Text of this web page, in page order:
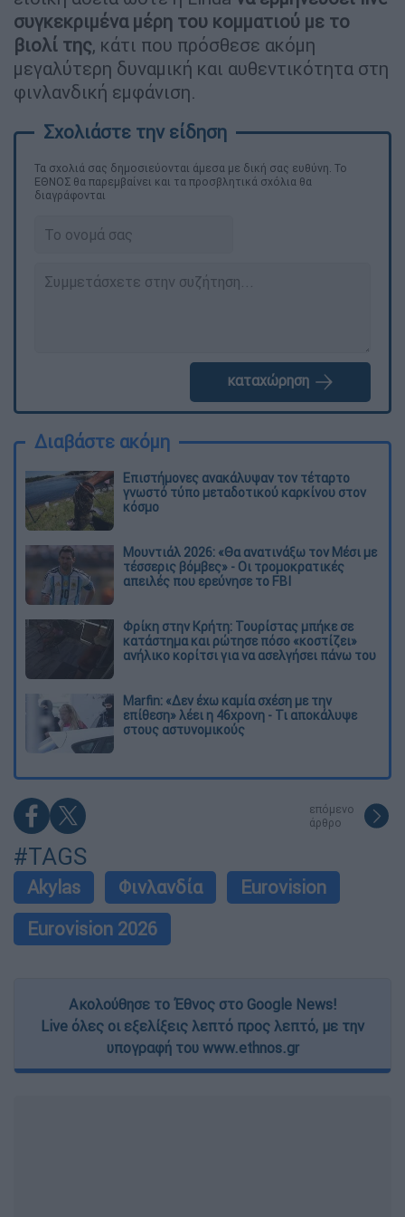
συγκεκριμένα μέρη του κομματιού με το
βιολί της, κάτι που πρόσθεσε ακόμη
μεγαλύτερη δυναμική και αυθεντικότητα στη
φινλανδική εμφάνιση.
Τα σχολιά σας δημοσιεύονται άμεσα με δική σας ευθύνη. Το
ΕΘΝΟΣ θα παρεμβαίνει και τα προσβλητικά σχόλια θα
διαγράφονται
καταχώρηση
Διαβάστε ακόμη
Επιστήμονες ανακάλυψαν τον τέταρτο
γνωστό τύπο μεταδοτικού καρκίνου στον
κόσμο
Μουντιάλ 2026: «Θα ανατινάξω τον Μέσι με
τέσσερις βόμβες» - Οι τρομοκρατικές
απειλές που ερεύνησε το FBI
Φρίκη στην Κρήτη: Τουρίστας μπήκε σε
κατάστημα και ρώτησε πόσο «κοστίζει»
ανήλικο κορίτσι για να ασελγήσει πάνω του
Marfin: «Δεν έχω καμία σχέση με την
επίθεση» λέει η 46χρονη - Τι αποκάλυψε
στους αστυνομικούς
επόμενο
άρθρο
#TAGS
Akylas Φινλανδία
Eurovision
Eurovision 2026
Ακολούθησε το Έθνος στο Google News!
Live όλες οι εξελίξεις λεπτό προς λεπτό, με την
υπογραφή του www.ethnos.gr